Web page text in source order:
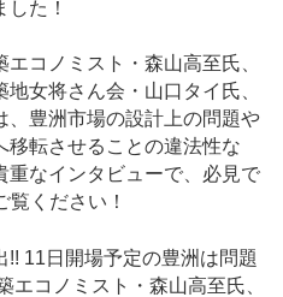
た！
コノミスト・森山高至氏、
女将さん会・山口タイ氏、
、豊洲市場の設計上の問題や
移転させることの違法性な
重なインタビューで、必見で
ください！
11日開場予定の豊洲は問題
エコノミスト・森山高至氏、